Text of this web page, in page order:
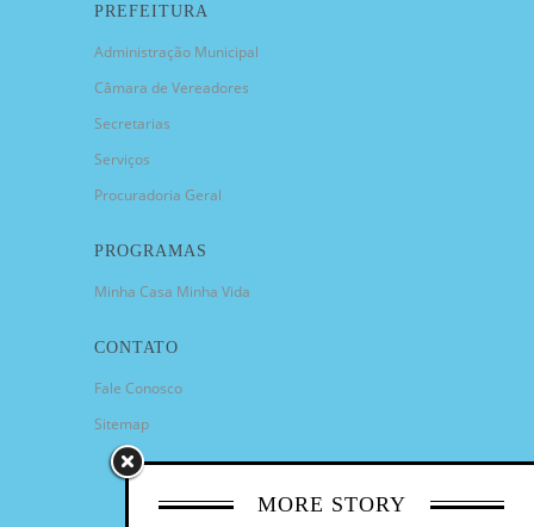
MORE STORY
PREFEITURA
Administração Municipal
Câmara de Vereadores
Secretarias
Serviços
Procuradoria Geral
PROGRAMAS
Minha Casa Minha Vida
CONTATO
Fale Conosco
Sitemap